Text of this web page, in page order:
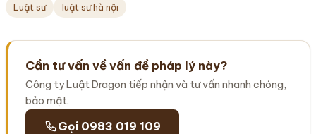
Luật sư luật sư hà nội
Cần tư vấn về vấn đề pháp lý này?
Công ty Luật Dragon tiếp nhận và tư vấn nhanh chóng,
bảo mật.
Gọi 0983 019 109